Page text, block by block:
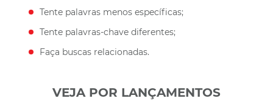
Tente palavras menos específicas;
Tente palavras-chave diferentes;
Faça buscas relacionadas.
VEJA POR LANÇAMENTOS